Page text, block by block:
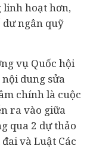
linh hoạt hơn,
ngân quỹ
vụ Quốc hội
dung sửa
chính là cuộc
ra vào giữa
qua 2 dự thảo
và Luật Các